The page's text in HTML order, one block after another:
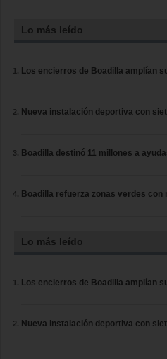
Lo más leído
Los encierros de Boadilla amplían
Nueva instalación deportiva con
Boadilla destinó 11 millones a
Boadilla refuerza zonas verdes con
Lo más leído
Los encierros de Boadilla amplían
Nueva instalación deportiva con